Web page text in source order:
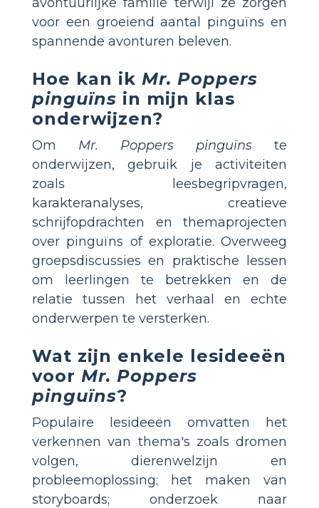
voor een groeiend aantal pinguïns en
spannende avonturen beleven.
Hoe kan ik Mr. Poppers
pinguïns in mijn klas
onderwijzen?
Om Mr. Poppers pinguïns te
onderwijzen, gebruik je activiteiten
zoals leesbegripvragen,
karakteranalyses, creatieve
schrijfopdrachten en themaprojecten
over pinguïns of exploratie. Overweeg
groepsdiscussies en praktische lessen
om leerlingen te betrekken en de
relatie tussen het verhaal en echte
onderwerpen te versterken.
Wat zijn enkele lesideeën
voor Mr. Poppers
pinguïns?
Populaire lesideeën omvatten het
verkennen van thema's zoals dromen
volgen, dierenwelzijn en
probleemoplossing; het maken van
storyboards; onderzoek naar